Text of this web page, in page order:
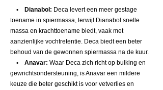
• Dianabol: Deca levert een meer gestage
toename in spiermassa, terwijl Dianabol snelle
massa en krachttoename biedt, vaak met
aanzienlijke vochtretentie. Deca biedt een beter
behoud van de gewonnen spiermassa na de kuur.
• Anavar: Waar Deca zich richt op bulking en
gewrichtsondersteuning, is Anavar een mildere
keuze die beter geschikt is voor vetverlies en